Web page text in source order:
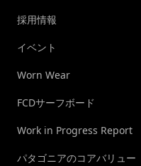
採用情報
イベント
Worn Wear
FCDサーフボード
Work in Progress Report
パタゴニアのコアバリュー